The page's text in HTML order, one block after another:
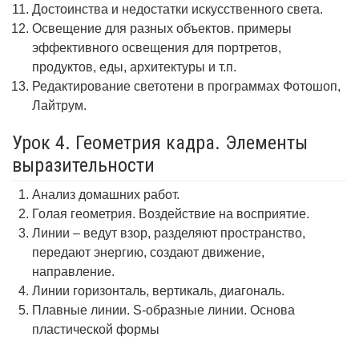
Достоинства и недостатки искусственного света.
Освещение для разных объектов. примеры
эффективного освещения для портретов,
продуктов, еды, архитектуры и т.п.
Редактирование светотени в программах Фотошоп,
Лайтрум.
Урок 4. Геометрия кадра. Элементы
выразительности
Анализ домашних работ.
Голая геометрия. Воздействие на восприятие.
Линии – ведут взор, разделяют пространство,
передают энергию, создают движение,
направление.
Линии горизонталь, вертикаль, диагональ.
Плавные линии. S-образные линии. Основа
пластической формы